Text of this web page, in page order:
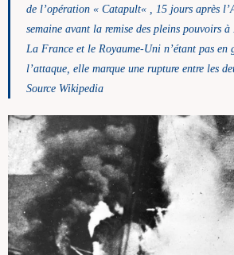
de l’opération « Catapult« , 15 jours après
semaine avant la remise des pleins pouvoirs
La France et le Royaume-Uni n’étant pas en
l’attaque, elle marque une rupture entre les
Source Wikipedia